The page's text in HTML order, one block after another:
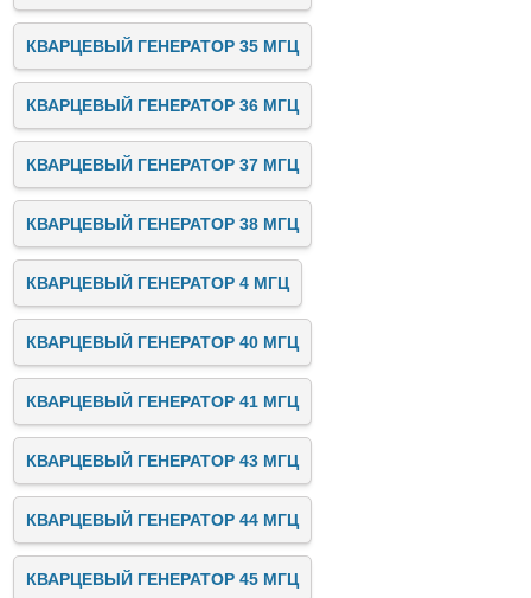
КВАРЦЕВЫЙ ГЕНЕРАТОР 35 МГЦ
КВАРЦЕВЫЙ ГЕНЕРАТОР 36 МГЦ
КВАРЦЕВЫЙ ГЕНЕРАТОР 37 МГЦ
КВАРЦЕВЫЙ ГЕНЕРАТОР 38 МГЦ
КВАРЦЕВЫЙ ГЕНЕРАТОР 4 МГЦ
КВАРЦЕВЫЙ ГЕНЕРАТОР 40 МГЦ
КВАРЦЕВЫЙ ГЕНЕРАТОР 41 МГЦ
КВАРЦЕВЫЙ ГЕНЕРАТОР 43 МГЦ
КВАРЦЕВЫЙ ГЕНЕРАТОР 44 МГЦ
КВАРЦЕВЫЙ ГЕНЕРАТОР 45 МГЦ